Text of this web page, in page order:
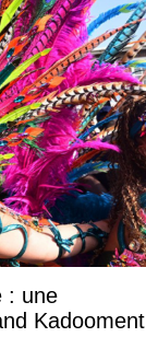
: une
Kadooment